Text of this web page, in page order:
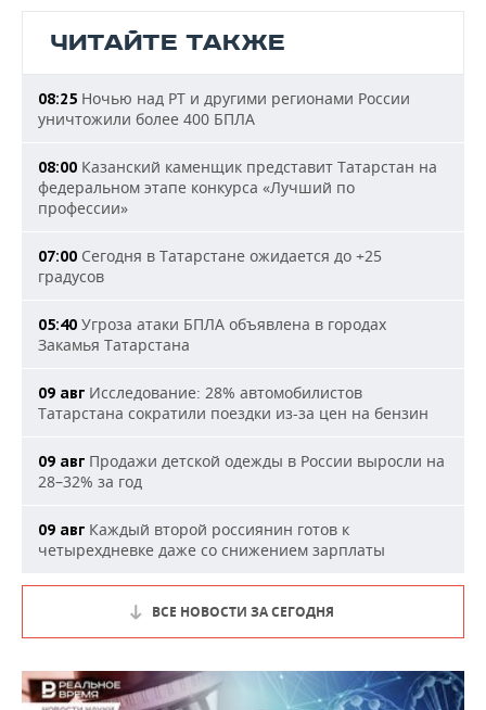
ЧИТАЙТЕ ТАКЖЕ
08:25 Ночью над РТ и другими регионами России
уничтожили более 400 БПЛА
08:00 Казанский каменщик представит Татарстан на
федеральном этапе конкурса «Лучший по
профессии»
07:00 Сегодня в Татарстане ожидается до +25
градусов
05:40 Угроза атаки БПЛА объявлена в городах
Закамья Татарстана
09 авг Исследование: 28% автомобилистов
Татарстана сократили поездки из-за цен на бензин
09 авг Продажи детской одежды в России выросли на
28–32% за год
09 авг Каждый второй россиянин готов к
четырехдневке даже со снижением зарплаты
ВСЕ НОВОСТИ ЗА СЕГОДНЯ